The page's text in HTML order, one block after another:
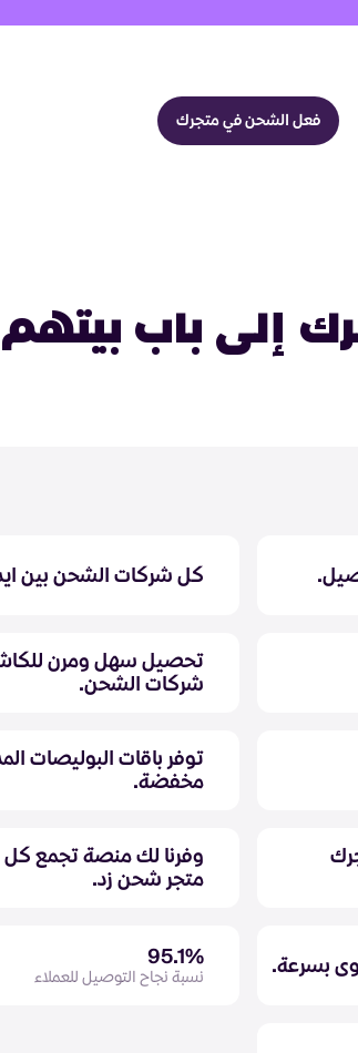
فعل الشحن في متجرك
إلى باب بيتهم
كل شركات الشحن بين
تحصيل سهل ومرن للكاش
شركات الشحن.
توفر باقات البوليصات
مخفضة.
وفرنا لك منصة تجمع كل
متجر شحن زد.
بسرعة. 95.1%
نسبة نجاح التوصيل للعملاء